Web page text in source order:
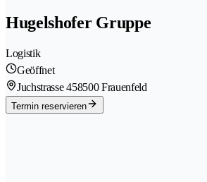
Hugelshofer Gruppe
Logistik
Geöffnet
Juchstrasse 458500 Frauenfeld
Termin reservieren